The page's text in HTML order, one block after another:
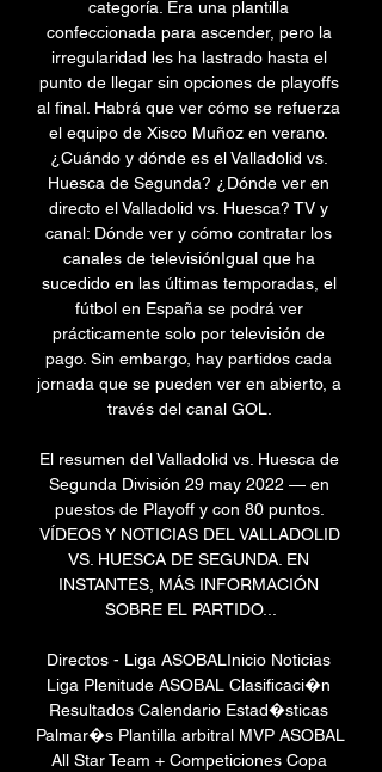
categoría. Era una plantilla
confeccionada para ascender, pero la
irregularidad les ha lastrado hasta el
punto de llegar sin opciones de playoffs
al final. Habrá que ver cómo se refuerza
el equipo de Xisco Muñoz en verano.
¿Cuándo y dónde es el Valladolid vs.
Huesca de Segunda? ¿Dónde ver en
directo el Valladolid vs. Huesca? TV y
canal: Dónde ver y cómo contratar los
canales de televisiónIgual que ha
sucedido en las últimas temporadas, el
fútbol en España se podrá ver
prácticamente solo por televisión de
pago. Sin embargo, hay partidos cada
jornada que se pueden ver en abierto, a
través del canal GOL.
El resumen del Valladolid vs. Huesca de
Segunda División 29 may 2022 — en
puestos de Playoff y con 80 puntos.
VÍDEOS Y NOTICIAS DEL VALLADOLID
VS. HUESCA DE SEGUNDA. EN
INSTANTES, MÁS INFORMACIÓN
SOBRE EL PARTIDO...
Directos - Liga ASOBALInicio Noticias
Liga Plenitude ASOBAL Clasificaci�n
Resultados Calendario Estad�sticas
Palmar�s Plantilla arbitral MVP ASOBAL
All Star Team + Competiciones Copa